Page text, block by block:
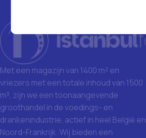
Met een magazijn van 1400 m² en
vriezers met een totale inhoud van 1500
m³, zijn we een toonaangevende
groothandel in de voedings- en
drankenindustrie, actief in heel België en
Noord-Frankrijk. Wij bieden een